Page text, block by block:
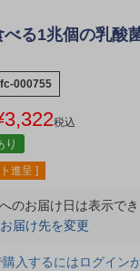
べる1兆個の乳酸
000755
3,322税込
り
進呈 ]
のお届け日は表示で
お届け先を変更
入するにはログイン